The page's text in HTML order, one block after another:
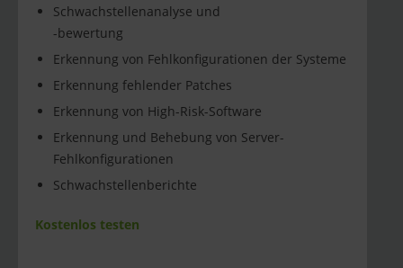
Schwachstellenanalyse und
-bewertung
Erkennung von Fehlkonfigurationen der Systeme
Erkennung fehlender Patches
Erkennung von High-Risk-Software
Erkennung und Behebung von Server-
Fehlkonfigurationen
Schwachstellenberichte
Kostenlos testen